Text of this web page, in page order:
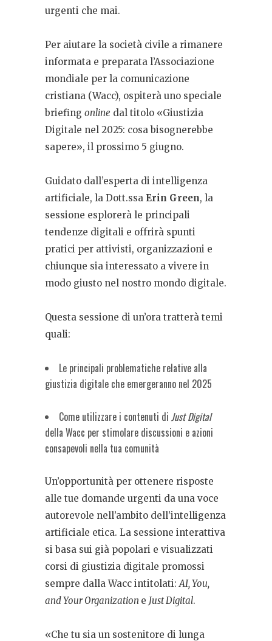
urgenti che mai.
Per aiutare la società civile a rimanere
informata e preparata l’Associazione
mondiale per la comunicazione
cristiana (Wacc), ospiterà uno speciale
briefing online dal titolo «Giustizia
Digitale nel 2025: cosa bisognerebbe
sapere», il prossimo 5 giugno.
Guidato dall’esperta di intelligenza
artificiale, la Dott.ssa Erin Green, la
sessione esplorerà le principali
tendenze digitali e offrirà spunti
pratici per attivisti, organizzazioni e
chiunque sia interessato a vivere in
modo giusto nel nostro mondo digitale.
Questa sessione di un’ora tratterà temi
quali:
Le principali problematiche relative alla
giustizia digitale che emergeranno nel 2025
Come utilizzare i contenuti di Just Digital
della Wacc per stimolare discussioni e azioni
consapevoli nella tua comunità
Un’opportunità per ottenere risposte
alle tue domande urgenti da una voce
autorevole nell’ambito dell’intelligenza
artificiale etica. La sessione interattiva
si basa sui già popolari e visualizzati
corsi di giustizia digitale promossi
sempre dalla Wacc intitolati:AI, You,
and Your Organization e Just Digital.
«Che tu sia un sostenitore di lunga